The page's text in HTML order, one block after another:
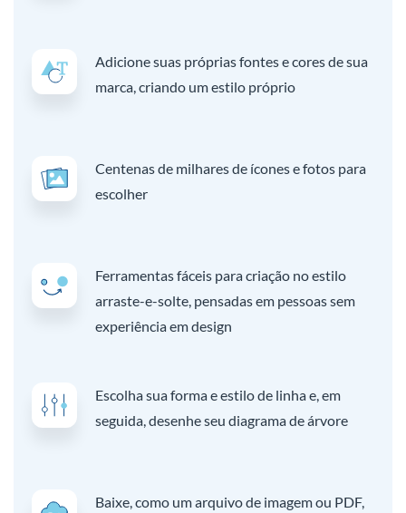
Adicione suas próprias fontes e cores de sua
marca, criando um estilo próprio
Centenas de milhares de ícones e fotos para
escolher
Ferramentas fáceis para criação no estilo
arraste-e-solte, pensadas em pessoas sem
experiência em design
Escolha sua forma e estilo de linha e, em
seguida, desenhe seu diagrama de árvore
Baixe, como um arquivo de imagem ou PDF,